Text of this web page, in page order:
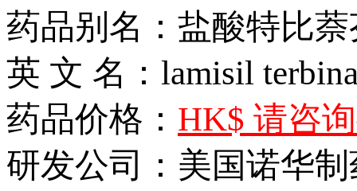
药品别名：盐酸特比
英 文 名：lamisil
药品价格： HK$ 请咨
研发公司：美国诺华